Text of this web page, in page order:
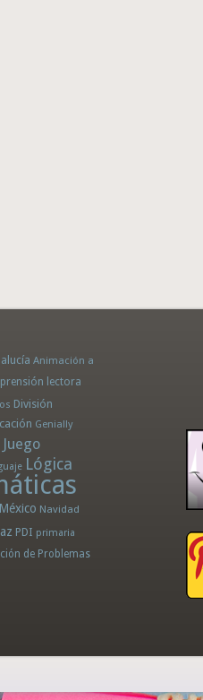
Animación a
lectora
División
Genially
Juego
Lógica
México Navidad
PDI primaria
de Problemas